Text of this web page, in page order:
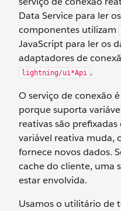
Data Service para ler
componentes utilizam
JavaScript para ler os
adaptadores de
lightning/ui*Api .
O serviço de conexão
porque suporta
reativas são
variável reativa muda,
fornece novos dados.
cache do cliente, uma
estar envolvida.
Usamos o utilitário de